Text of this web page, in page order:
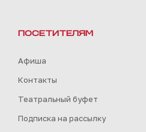
ПОСЕТИТЕЛЯМ
Афиша
Контакты
Театральный буфет
Подписка на рассылку